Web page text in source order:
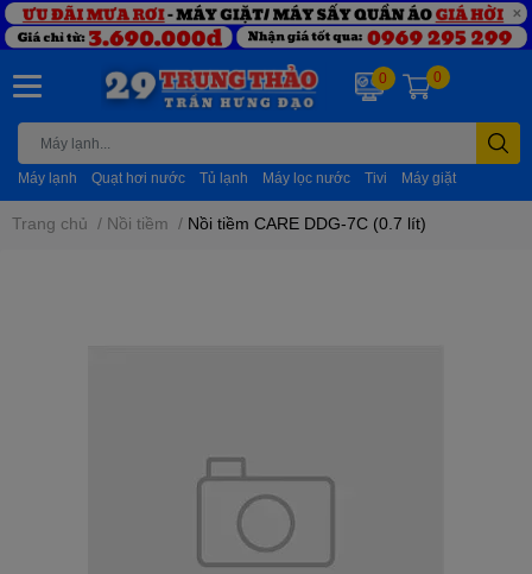
Máy lạnh Quạt hơi nước Tủ lạnh Máy lọc nước Tivi Máy giặt
0 0
Trang chủ / Nồi tiềm / Nồi tiềm CARE DDG-7C (0.7 lít)